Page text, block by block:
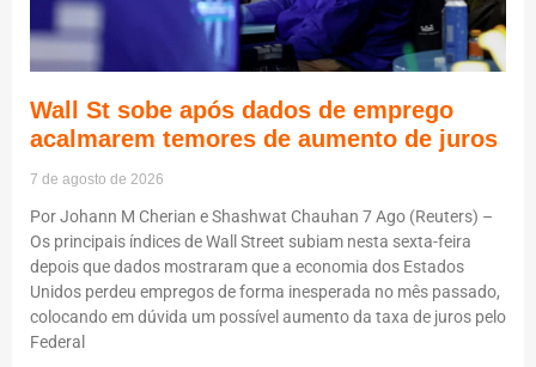
Wall St sobe após dados de emprego
acalmarem temores de aumento de juros
7 de agosto de 2026
Por Johann M Cherian e Shashwat Chauhan 7 Ago (Reuters) –
Os principais índices de Wall Street subiam nesta sexta-feira
depois que dados mostraram que a economia dos Estados
Unidos perdeu empregos de forma inesperada no mês passado,
colocando em dúvida um possível aumento da taxa de juros pelo
Federal